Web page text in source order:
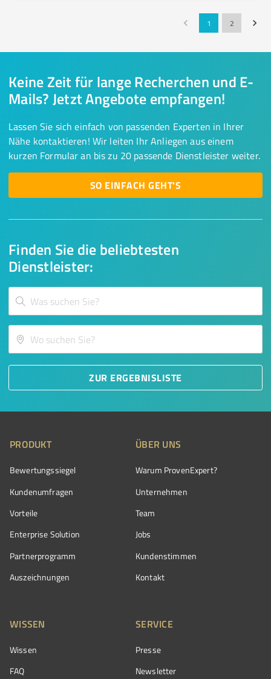
1 2
Finden Sie die beliebtesten
Dienstleister:
ZUR ERGEBNISLISTE
Keine Zeit für lange Recherchen und E-
Mails? Jetzt Angebote empfangen!
Lassen Sie sich einfach von passenden Experten in Ihrer
Nähe kontaktieren! Wir leiten Ihr Anliegen aus einem
kurzen Formular an bis zu 20 passende Dienstleister weiter.
SO EINFACH GEHT'S
PRODUKT
Bewertungssiegel
Kundenumfragen
Vorteile
Enterprise Solution
Partnerprogramm
Auszeichnungen
ÜBER UNS
Warum ProvenExpert?
Unternehmen
Team
Jobs
Kundenstimmen
Kontakt
WISSEN
Wissen
FAQ
SERVICE
Presse
Newsletter